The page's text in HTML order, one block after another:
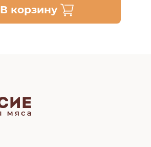
В корзину